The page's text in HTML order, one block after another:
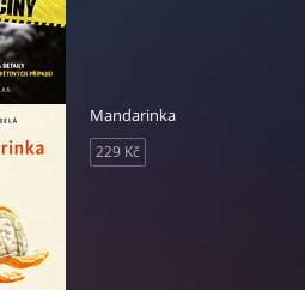
Mandarinka
229 Kč